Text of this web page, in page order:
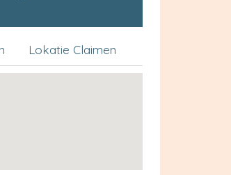
Lokatie Claimen